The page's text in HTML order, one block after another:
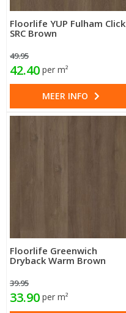
Floorlife YUP Fulham Click
SRC Brown
49.95
42.40 per m²
MEER INFO
Floorlife Greenwich
Dryback Warm Brown
39.95
33.90 per m²